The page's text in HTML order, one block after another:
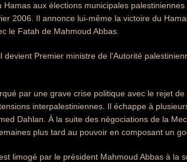
Hamas aux élections municipales
2006. Il annonce lui-même la victoire du
le Fatah de Mahmoud Abbas.
devient Premier ministre de l'Autorité
par une grave crise politique avec le rejet
interpalestiniennes. Il échappe à
Dahlan. À la suite des négociations de la
plus tard au pouvoir en composant un
limogé par le président Mahmoud Abbas à la